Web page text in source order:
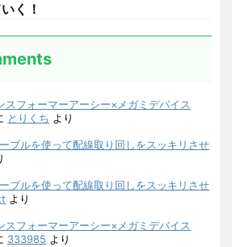
く！
スフォーマーアーシー×メガミデバイス
とりくち より
ブルを使って配線取り回しをスッキリさせ
ブルを使って配線取り回しをスッキリさせ
より
スフォーマーアーシー×メガミデバイス
333985 より